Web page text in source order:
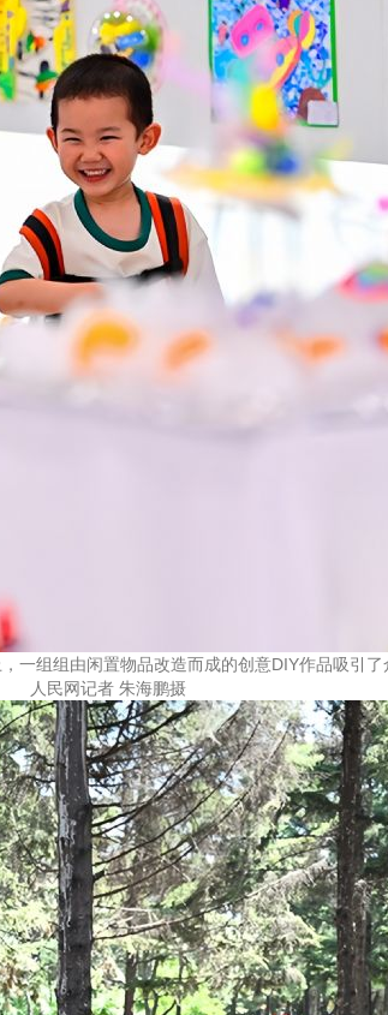
一组组由闲置物品改造而成的创意DIY作品吸引
人民网记者 朱海鹏摄